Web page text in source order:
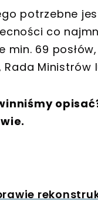
potrzebne
co
69